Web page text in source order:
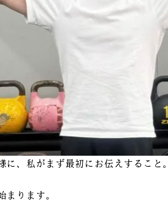
、私がまず最初にお伝えすること。
ります。